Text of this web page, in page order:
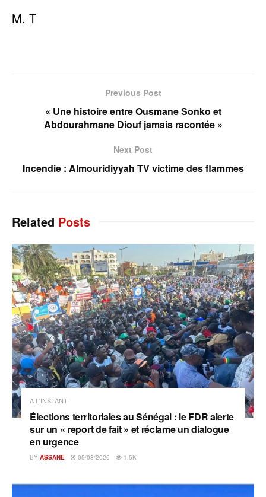
M. T
Previous Post
« Une histoire entre Ousmane Sonko et
Abdourahmane Diouf jamais racontée »
Next Post
Incendie : Almouridiyyah TV victime des flammes
Related Posts
A L'INSTANT
Élections territoriales au Sénégal : le FDR alerte
sur un « report de fait » et réclame un dialogue
en urgence
BY ASSANE 05/08/2026 1.5K